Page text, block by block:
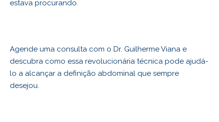
estava procurando.
Agende uma consulta com o Dr. Guilherme Viana e
descubra como essa revolucionária técnica pode ajudá-
lo a alcançar a definição abdominal que sempre
desejou.